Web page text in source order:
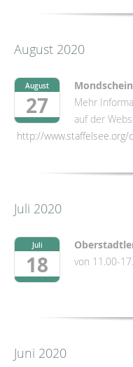
August 2020
August
27
Mehr
auf der
http://
Juli 2020
Juli
18
von 11.00-
Juni 2020